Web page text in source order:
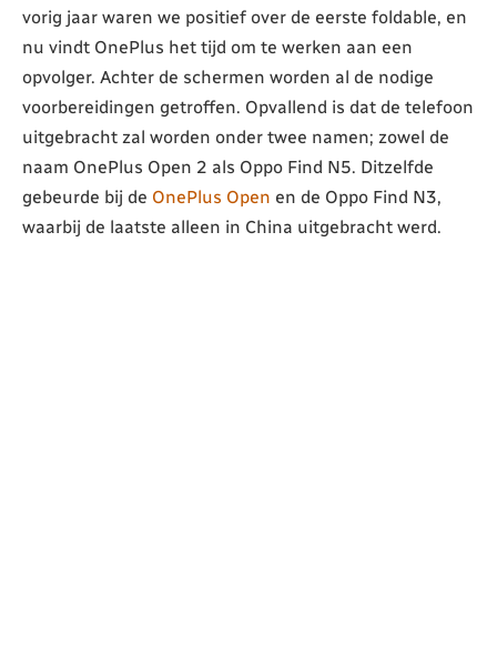
vorig jaar waren we positief over de eerste foldable, en
nu vindt OnePlus het tijd om te werken aan een
opvolger. Achter de schermen worden al de nodige
voorbereidingen getroffen. Opvallend is dat de telefoon
uitgebracht zal worden onder twee namen; zowel de
naam OnePlus Open 2 als Oppo Find N5. Ditzelfde
gebeurde bij de OnePlus Open en de Oppo Find N3,
waarbij de laatste alleen in China uitgebracht werd.